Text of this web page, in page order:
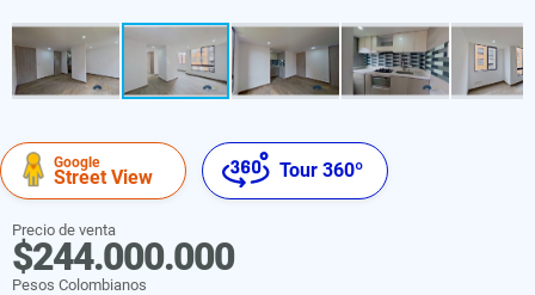
Google
Street View Tour 360º
Precio de venta
$244.000.000
Pesos Colombianos